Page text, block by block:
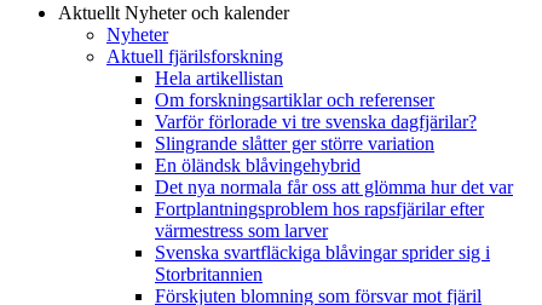
Aktuellt Nyheter och kalender
Nyheter
Aktuell fjärilsforskning
Hela artikellistan
Om forskningsartiklar och referenser
Varför förlorade vi tre svenska dagfjärilar?
Slingrande slåtter ger större variation
En öländsk blåvingehybrid
Det nya normala får oss att glömma hur det var
Fortplantningsproblem hos rapsfjärilar efter
värmestress som larver
Svenska svartfläckiga blåvingar sprider sig i
Storbritannien
Förskjuten blomning som försvar mot fjäril